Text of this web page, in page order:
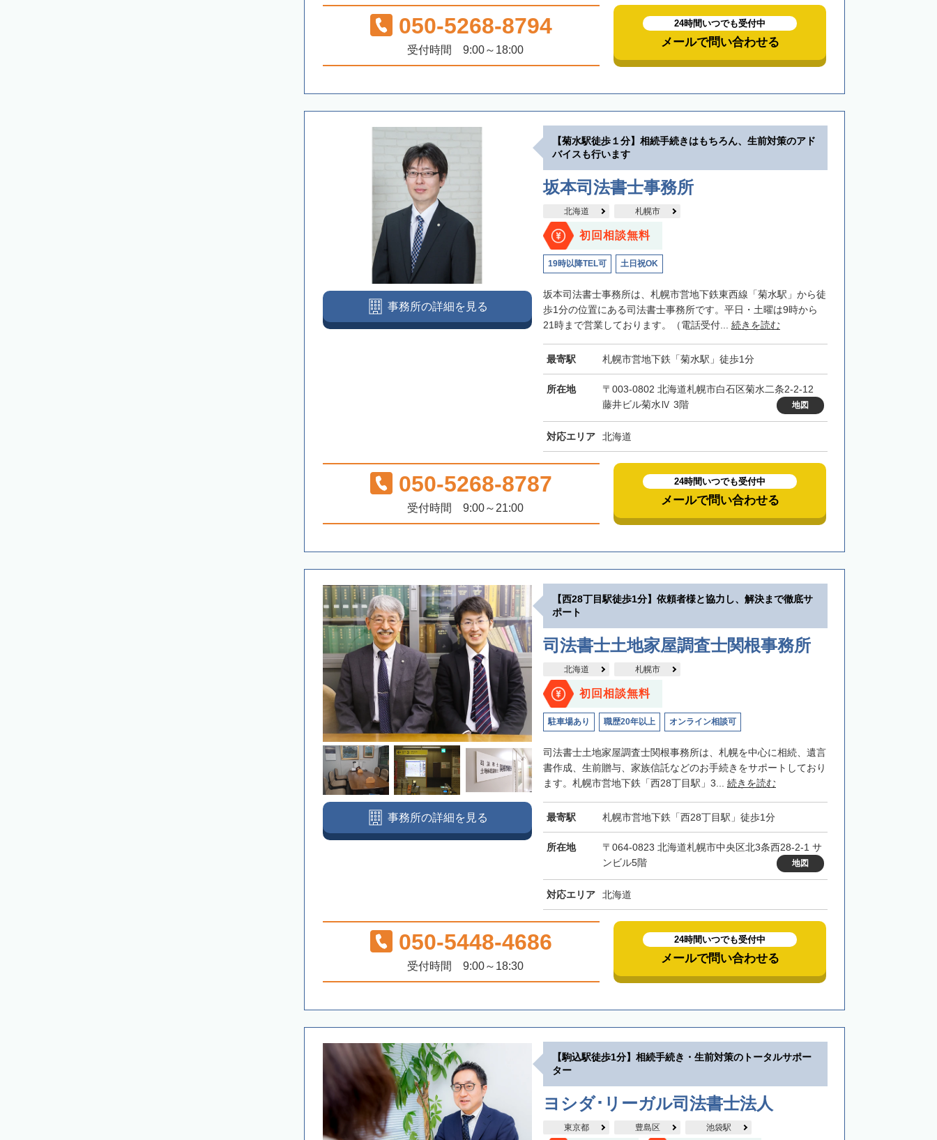
050-5268-8794
受付時間 9:00～18:00
24時間いつでも受付中
メールで問い合わせる
【菊水駅徒歩１分】相続手続きはもちろん、生前対策のアド
バイスも行います
坂本司法書士事務所
北海道 札幌市
初回相談無料
19時以降TEL可 土日祝OK
坂本司法書士事務所は、札幌市営地下鉄東西線「菊水駅」から徒
歩1分の位置にある司法書士事務所です。平日・土曜は9時から
21時まで営業しております。（電話受付... 続きを読む
最寄駅 札幌市営地下鉄「菊水駅」徒歩1分
所在地
〒003-0802 北海道札幌市白石区菊水二条2-2-12
藤井ビル菊水Ⅳ 3階
地図
対応エリア 北海道
事務所の詳細を見る
050-5268-8787
受付時間 9:00～21:00
24時間いつでも受付中
メールで問い合わせる
【西28丁目駅徒歩1分】依頼者様と協力し、解決まで徹底サ
ポート
司法書士土地家屋調査士関根事務所
北海道 札幌市
初回相談無料
駐車場あり 職歴20年以上 オンライン相談可
司法書士土地家屋調査士関根事務所は、札幌を中心に相続、遺言
書作成、生前贈与、家族信託などのお手続きをサポートしており
ます。札幌市営地下鉄「西28丁目駅」3... 続きを読む
最寄駅 札幌市営地下鉄「西28丁目駅」徒歩1分
所在地
〒064-0823 北海道札幌市中央区北3条西28-2-1 サ
ンビル5階
地図
対応エリア 北海道
事務所の詳細を見る
050-5448-4686
受付時間 9:00～18:30
24時間いつでも受付中
メールで問い合わせる
【駒込駅徒歩1分】相続手続き・生前対策のトータルサポー
ター
ヨシダ･リーガル司法書士法人
東京都 豊島区 池袋駅